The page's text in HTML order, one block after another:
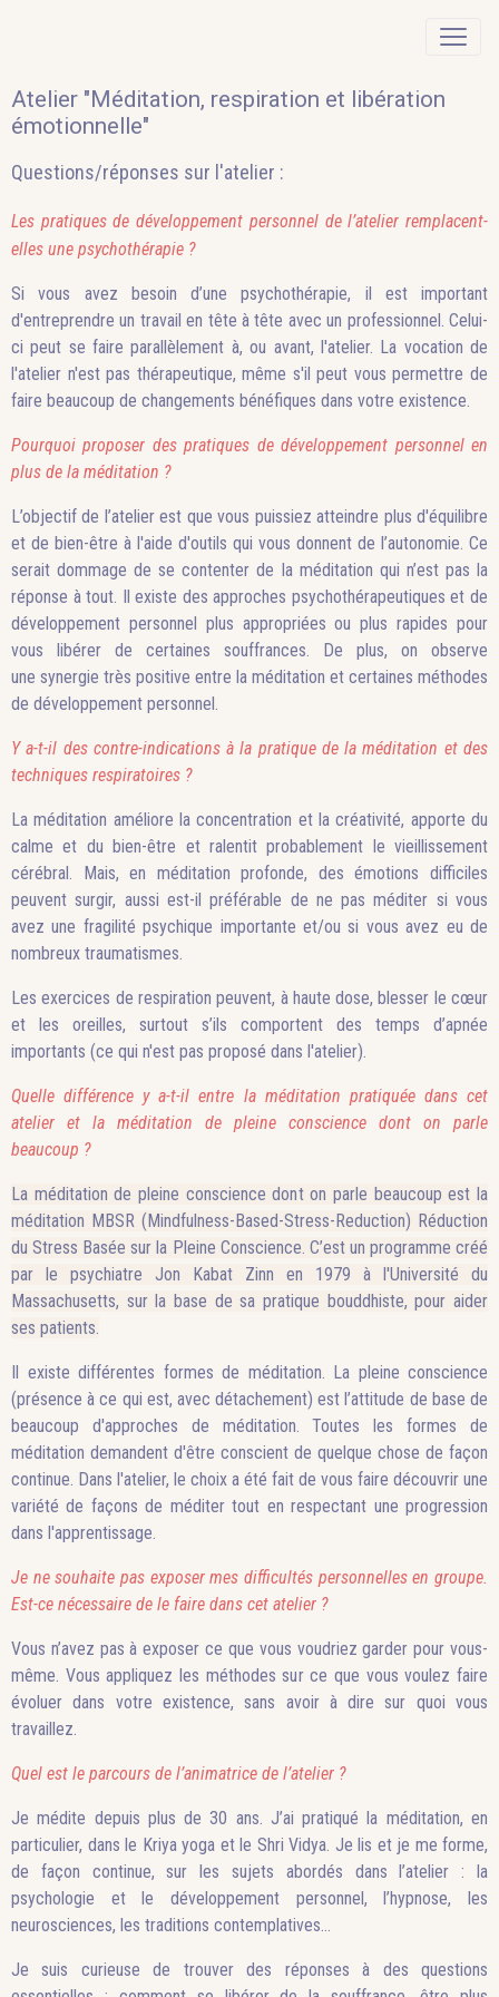
Atelier "Méditation, respiration et libération
émotionnelle"
Questions/réponses sur l'atelier :
Les pratiques de développement personnel de l’atelier remplacent-
elles une psychothérapie ?
Si vous avez besoin d’une psychothérapie, il est important
d'entreprendre un travail en tête à tête avec un professionnel. Celui-
ci peut se faire parallèlement à, ou avant, l'atelier. La vocation de
l'atelier n'est pas thérapeutique, même s'il peut vous permettre de
faire beaucoup de changements bénéfiques dans votre existence.
Pourquoi proposer des pratiques de développement personnel en
plus de la méditation ?
L’objectif de l’atelier est que vous puissiez atteindre plus d'équilibre
et de bien-être à l'aide d'outils qui vous donnent de l’autonomie. Ce
serait dommage de se contenter de la méditation qui n’est pas la
réponse à tout. Il existe des approches psychothérapeutiques et de
développement personnel plus appropriées ou plus rapides pour
vous libérer de certaines souffrances. De plus, on observe
une synergie très positive entre la méditation et certaines méthodes
de développement personnel.
Y a-t-il des contre-indications à la pratique de la méditation et des
techniques respiratoires ?
La méditation améliore la concentration et la créativité, apporte du
calme et du bien-être et ralentit probablement le vieillissement
cérébral. Mais, en méditation profonde, des émotions difficiles
peuvent surgir, aussi est-il préférable de ne pas méditer si vous
avez une fragilité psychique importante et/ou si vous avez eu de
nombreux traumatismes.
Les exercices de respiration peuvent, à haute dose, blesser le cœur
et les oreilles, surtout s’ils comportent des temps d’apnée
importants (ce qui n'est pas proposé dans l'atelier).
Quelle différence y a-t-il entre la méditation pratiquée dans cet
atelier et la méditation de pleine conscience dont on parle
beaucoup ?
La méditation de pleine conscience dont on parle beaucoup est la
méditation MBSR (Mindfulness-Based-Stress-Reduction) Réduction
du Stress Basée sur la Pleine Conscience. C’est un programme créé
par le psychiatre Jon Kabat Zinn en 1979 à l'Université du
Massachusetts, sur la base de sa pratique bouddhiste, pour aider
ses patients.
Il existe différentes formes de méditation. La pleine conscience
(présence à ce qui est, avec détachement) est l’attitude de base de
beaucoup d'approches de méditation.Toutes les formes de
méditation demandent d'être conscient de quelque chose de façon
continue. Dans l'atelier, le choix a été fait de vous faire découvrir une
variété de façons de méditer tout en respectant une progression
dans l'apprentissage.
Je ne souhaite pas exposer mes difficultés personnelles en groupe.
Est-ce nécessaire de le faire dans cet atelier ?
Vous n’avez pas à exposer ce que vous voudriez garder pour vous-
même. Vous appliquez les méthodes sur ce que vous voulez faire
évoluer dans votre existence, sans avoir à dire sur quoi vous
travaillez.
Quel est le parcours de l’animatrice de l’atelier ?
Je médite depuis plus de 30 ans. J’ai pratiqué la méditation, en
particulier, dans le Kriya yoga et le Shri Vidya. Je lis et je me forme,
de façon continue, sur les sujets abordés dans l’atelier : la
psychologie et le développement personnel, l’hypnose, les
neurosciences, les traditions contemplatives…
Je suis curieuse de trouver des réponses à des questions